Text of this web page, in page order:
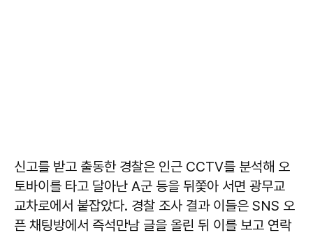
신고를 받고 출동한 경찰은 인근 CCTV를 분석해 오
토바이를 타고 달아난 A군 등을 뒤쫓아 서면 광무교
교차로에서 붙잡았다. 경찰 조사 결과 이들은 SNS 오
픈 채팅방에서 즉석만남 글을 올린 뒤 이를 보고 연락